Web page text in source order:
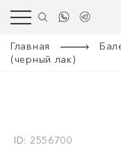
Главная
(черный лак)
ID: 2556700